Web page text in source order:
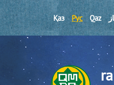
Қаз Рус Qaz